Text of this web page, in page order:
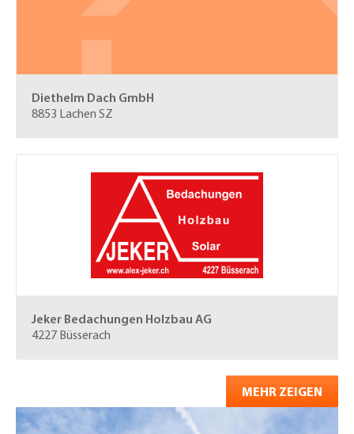
Diethelm Dach GmbH
8853 Lachen SZ
Jeker Bedachungen Holzbau AG
4227 Büsserach
MEHR ZEIGEN